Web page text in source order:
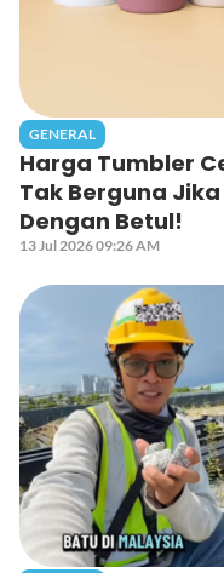
GENERAL
Harga Tumbler
Tak Berguna
Dengan Betul!
13 Jul 2026 09:26 AM